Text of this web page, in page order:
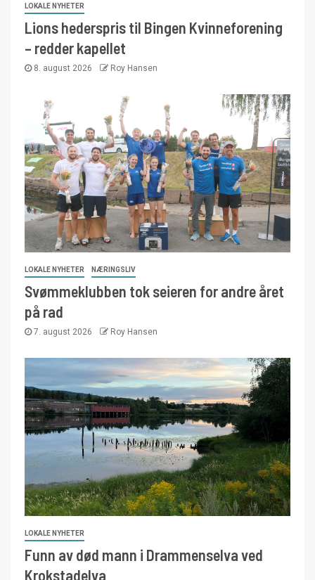
LOKALE NYHETER
Lions hederspris til Bingen Kvinneforening
– redder kapellet
8. august 2026 Roy Hansen
LOKALE NYHETER NÆRINGSLIV
Svømmeklubben tok seieren for andre året
på rad
7. august 2026 Roy Hansen
LOKALE NYHETER
Funn av død mann i Drammenselva ved
Krokstadelva